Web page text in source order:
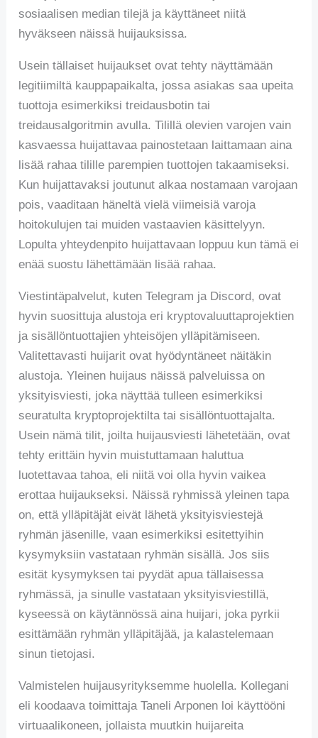
sosiaalisen median tilejä ja käyttäneet niitä
hyväkseen näissä huijauksissa.
Usein tällaiset huijaukset ovat tehty näyttämään
legitiimiltä kauppapaikalta, jossa asiakas saa upeita
tuottoja esimerkiksi treidausbotin tai
treidausalgoritmin avulla. Tilillä olevien varojen vain
kasvaessa huijattavaa painostetaan laittamaan aina
lisää rahaa tilille parempien tuottojen takaamiseksi.
Kun huijattavaksi joutunut alkaa nostamaan varojaan
pois, vaaditaan häneltä vielä viimeisiä varoja
hoitokulujen tai muiden vastaavien käsittelyyn.
Lopulta yhteydenpito huijattavaan loppuu kun tämä ei
enää suostu lähettämään lisää rahaa.
Viestintäpalvelut, kuten Telegram ja Discord, ovat
hyvin suosittuja alustoja eri kryptovaluuttaprojektien
ja sisällöntuottajien yhteisöjen ylläpitämiseen.
Valitettavasti huijarit ovat hyödyntäneet näitäkin
alustoja. Yleinen huijaus näissä palveluissa on
yksityisviesti, joka näyttää tulleen esimerkiksi
seuratulta kryptoprojektilta tai sisällöntuottajalta.
Usein nämä tilit, joilta huijausviesti lähetetään, ovat
tehty erittäin hyvin muistuttamaan haluttua
luotettavaa tahoa, eli niitä voi olla hyvin vaikea
erottaa huijaukseksi. Näissä ryhmissä yleinen tapa
on, että ylläpitäjät eivät lähetä yksityisviestejä
ryhmän jäsenille, vaan esimerkiksi esitettyihin
kysymyksiin vastataan ryhmän sisällä. Jos siis
esität kysymyksen tai pyydät apua tällaisessa
ryhmässä, ja sinulle vastataan yksityisviestillä,
kyseessä on käytännössä aina huijari, joka pyrkii
esittämään ryhmän ylläpitäjää, ja kalastelemaan
sinun tietojasi.
Valmistelen huijausyrityksemme huolella. Kollegani
eli koodaava toimittaja Taneli Arponen loi käyttööni
virtuaalikoneen, jollaista muutkin huijareita